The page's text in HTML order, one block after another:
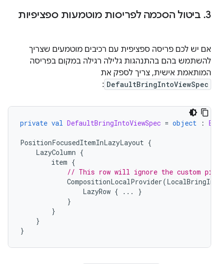
3
. ביטול הסכמה לפריסות מוטמעות ספציפיות
אם יש לכם פריסה ספציפית עם רכיבים מוטמעים שצריך
להשתמש בהם בהתנהגות גלילה רגילה במקום בפריסה
המותאמת אישית, צריך לספק את
DefaultBringIntoViewSpec
:
private val DefaultBringIntoViewSpec = object :
PositionFocusedItemInLazyLayout {
LazyColumn {
item {
// This row will ignore the custom
CompositionLocalProvider(
LazyRow { ...
}
}
}
}
}